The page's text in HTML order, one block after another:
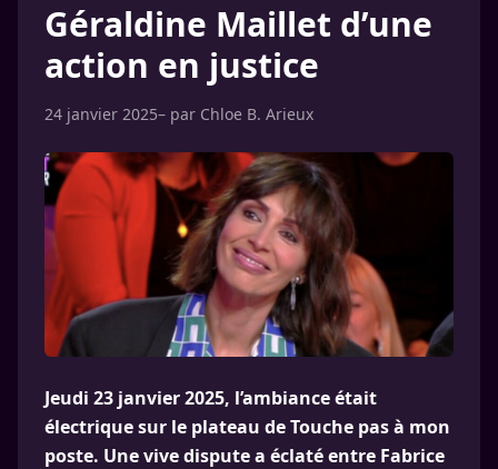
Géraldine Maillet d’une
action en justice
24 janvier 2025– par Chloe B. Arieux
Jeudi 23 janvier 2025, l’ambiance était
électrique sur le plateau de Touche pas à mon
poste. Une vive dispute a éclaté entre Fabrice